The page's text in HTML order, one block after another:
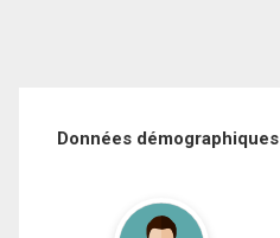
Données démographiques